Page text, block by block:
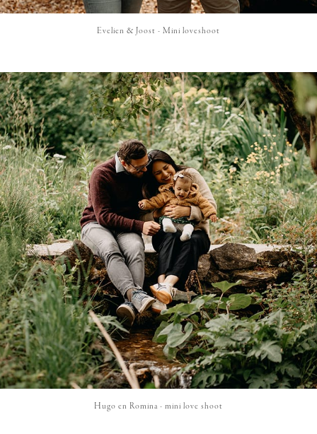
Evelien & Joost - Mini loveshoot
Hugo en Romina - mini love shoot